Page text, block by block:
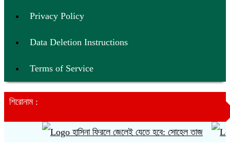
Privacy Policy
Data Deletion Instructions
Terms of Service
শিরোনাম :
হাসিনা ফিরলে জেলেই যেতে হবে: সোহেল তাজ